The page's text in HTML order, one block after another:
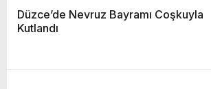
Düzce’de Nevruz Bayramı Coşkuyla
Kutlandı